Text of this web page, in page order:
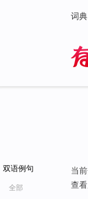
词典
双语例句
全部
当
查